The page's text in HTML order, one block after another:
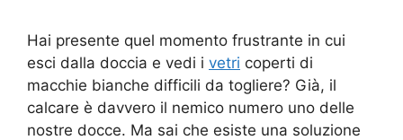
Hai presente quel momento frustrante in cui
esci dalla doccia e vedi i vetri coperti di
macchie bianche difficili da togliere? Già, il
calcare è davvero il nemico numero uno delle
nostre docce. Ma sai che esiste una soluzione